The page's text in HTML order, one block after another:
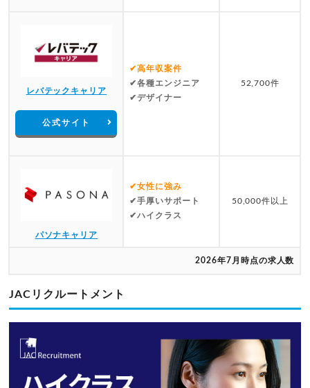
レバテックキャリア
公式サイト
✔高年収案件
✔各種エンジニア
✔デザイナー
52,700件
パソナキャリア
✔女性に強み
✔手厚いサポート
✔ハイクラス
50,000件以上
2026年7月時点の求人数
JACリクルートメント